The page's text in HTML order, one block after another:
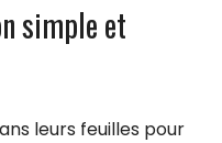
simple et
leurs feuilles pour